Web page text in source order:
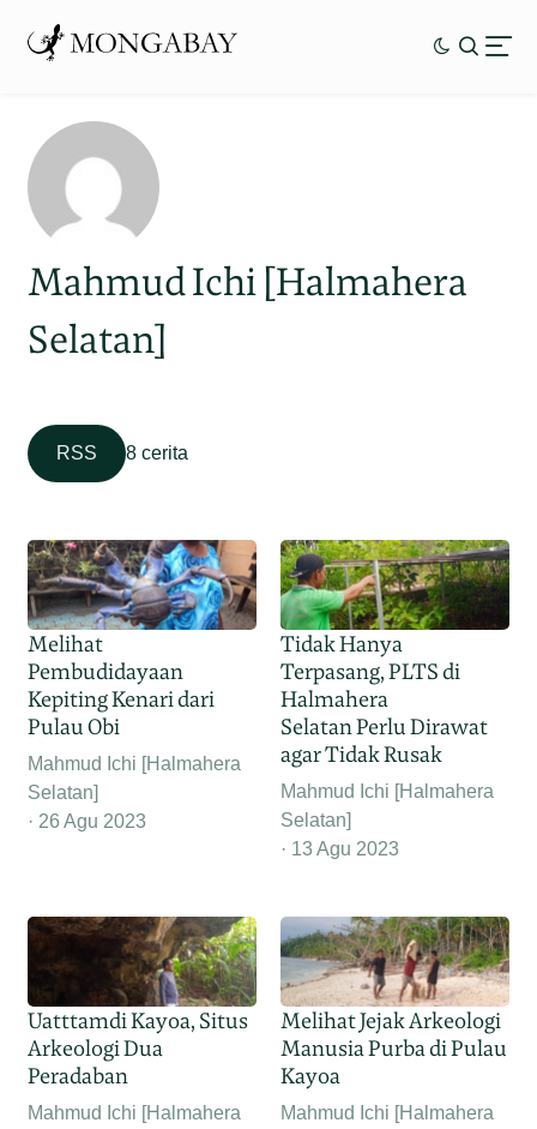
Mahmud Ichi [Halmahera
Selatan]
RSS 8 cerita
Melihat
Pembudidayaan
Kepiting Kenari dari
Pulau Obi
Mahmud Ichi [Halmahera
Selatan]
26 Agu 2023
Tidak Hanya
Terpasang, PLTS di
Halmahera
Selatan Perlu Dirawat
agar Tidak Rusak
Mahmud Ichi [Halmahera
Selatan]
13 Agu 2023
Uatttamdi Kayoa, Situs
Arkeologi Dua
Peradaban
Mahmud Ichi [Halmahera
Melihat Jejak Arkeologi
Manusia Purba di Pulau
Kayoa
Mahmud Ichi [Halmahera